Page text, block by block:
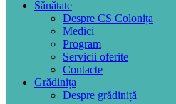
Sănătate
Despre CS Colonița
Medici
Program
Servicii oferite
Contacte
Grădinița
Despre grădiniță